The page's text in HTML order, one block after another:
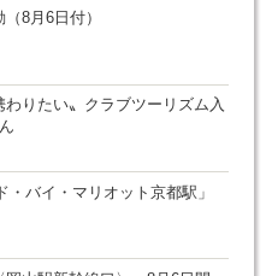
8月6日付）
わりたい〟クラブツーリズム入
バイ・マリオット京都駅」